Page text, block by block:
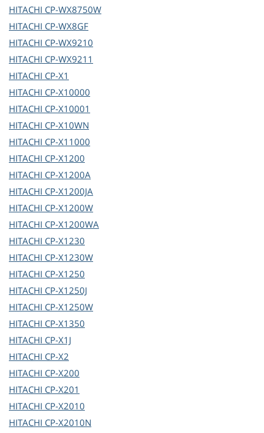
HITACHI CP-WX8750W
HITACHI CP-WX8GF
HITACHI CP-WX9210
HITACHI CP-WX9211
HITACHI CP-X1
HITACHI CP-X10000
HITACHI CP-X10001
HITACHI CP-X10WN
HITACHI CP-X11000
HITACHI CP-X1200
HITACHI CP-X1200A
HITACHI CP-X1200JA
HITACHI CP-X1200W
HITACHI CP-X1200WA
HITACHI CP-X1230
HITACHI CP-X1230W
HITACHI CP-X1250
HITACHI CP-X1250J
HITACHI CP-X1250W
HITACHI CP-X1350
HITACHI CP-X1J
HITACHI CP-X2
HITACHI CP-X200
HITACHI CP-X201
HITACHI CP-X2010
HITACHI CP-X2010N